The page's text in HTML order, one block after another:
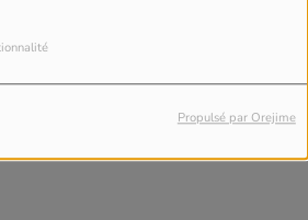
Propulsé par Orejime
tu es ma vie et ma joie"